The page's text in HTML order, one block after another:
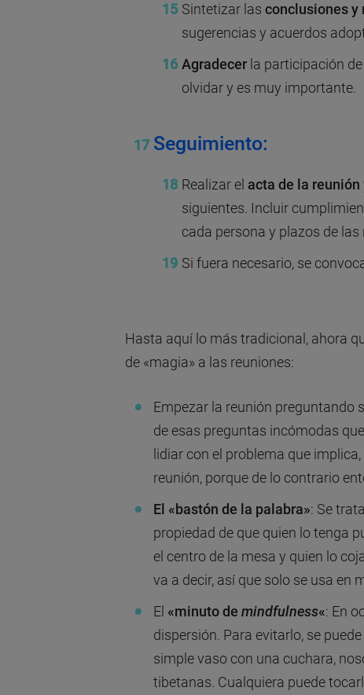
Sintetizar las conclusiones y
sugerencias y acuerdos
Agradecerla participación de
olvidar y es muy importante.
Seguimiento:
Realizar el acta de la reunión
siguientes. Incluir
cada persona y plazos de
Si fuera necesario, se
Hasta aquí lo más tradicional, ahora
de «magia» a las reuniones:
Empezar la reunión preguntando
de esas preguntas incómodas
lidiar con el problema que
reunión, porque de lo contrario
El «bastón de la palabra»: Se
propiedad de que quien lo tenga
el centro de la mesa y quien lo
va a decir, así que solo se usa en
El «minuto de mindfulness«: En
dispersión. Para evitarlo, se
simple vaso con una cuchara,
tibetanas. Cualquiera puede